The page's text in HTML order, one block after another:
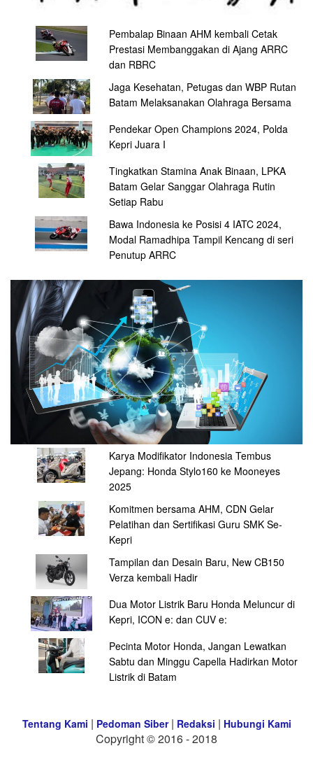
Pembalap Binaan AHM kembali Cetak
Prestasi Membanggakan di Ajang ARRC
dan RBRC
Jaga Kesehatan, Petugas dan WBP Rutan
Batam Melaksanakan Olahraga Bersama
Pendekar Open Champions 2024, Polda
Kepri Juara I
Tingkatkan Stamina Anak Binaan, LPKA
Batam Gelar Sanggar Olahraga Rutin
Setiap Rabu
Bawa Indonesia ke Posisi 4 IATC 2024,
Modal Ramadhipa Tampil Kencang di seri
Penutup ARRC
Karya Modifikator Indonesia Tembus
Jepang: Honda Stylo160 ke Mooneyes
2025
Komitmen bersama AHM, CDN Gelar
Pelatihan dan Sertifikasi Guru SMK Se-
Kepri
Tampilan dan Desain Baru, New CB150
Verza kembali Hadir
Dua Motor Listrik Baru Honda Meluncur di
Kepri, ICON e: dan CUV e:
Pecinta Motor Honda, Jangan Lewatkan
Sabtu dan Minggu Capella Hadirkan Motor
Listrik di Batam
Tentang Kami | Pedoman Siber| Redaksi | Hubungi Kami
Copyright © 2016 - 2018